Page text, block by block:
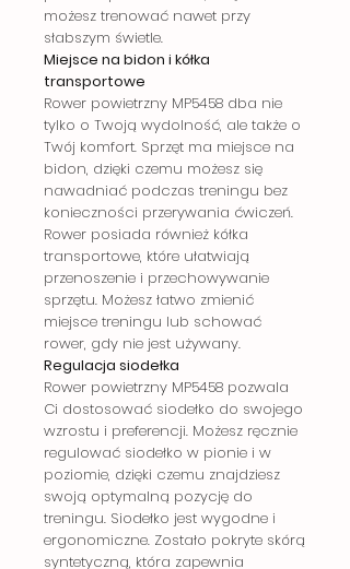
możesz trenować nawet przy
słabszym świetle.
Miejsce na bidon i kółka
transportowe
Rower powietrzny MP5458 dba nie
tylko o Twoją wydolność, ale także o
Twój komfort. Sprzęt ma miejsce na
bidon, dzięki czemu możesz się
nawadniać podczas treningu bez
konieczności przerywania ćwiczeń.
Rower posiada również kółka
transportowe, które ułatwiają
przenoszenie i przechowywanie
sprzętu. Możesz łatwo zmienić
miejsce treningu lub schować
rower, gdy nie jest używany.
Regulacja siodełka
Rower powietrzny MP5458 pozwala
Ci dostosować siodełko do swojego
wzrostu i preferencji. Możesz ręcznie
regulować siodełko w pionie i w
poziomie, dzięki czemu znajdziesz
swoją optymalną pozycję do
treningu. Siodełko jest wygodne i
ergonomiczne. Zostało pokryte skórą
syntetyczną, która zapewnia